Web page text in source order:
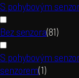
S pohybovým
Bez senzora(81)
S pohybovým
senzorem(1)